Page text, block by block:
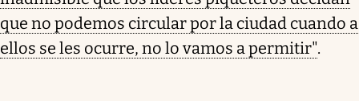
que no podemos circular por la ciudad cuando a
ellos se les ocurre, no lo vamos a permitir".